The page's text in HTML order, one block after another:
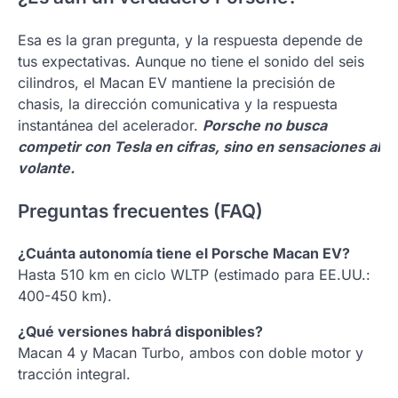
Esa es la gran pregunta, y la respuesta depende de
tus expectativas. Aunque no tiene el sonido del seis
cilindros, el Macan EV mantiene la precisión de
chasis, la dirección comunicativa y la respuesta
instantánea del acelerador. Porsche no busca
competir con Tesla en cifras, sino en sensaciones al
volante.
Preguntas frecuentes (FAQ)
¿Cuánta autonomía tiene el Porsche Macan EV?
Hasta 510 km en ciclo WLTP (estimado para EE.UU.:
400-450 km).
¿Qué versiones habrá disponibles?
Macan 4 y Macan Turbo, ambos con doble motor y
tracción integral.